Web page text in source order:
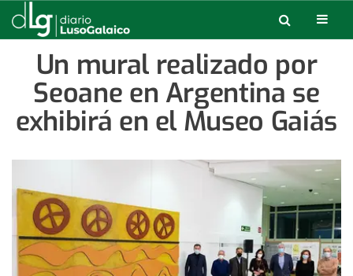
Un mural realizado por
Seoane en Argentina se
exhibirá en el Museo Gaiás